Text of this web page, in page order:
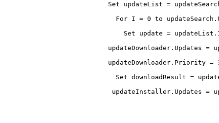
Set updateList =
For I = 0 to
Set update =
updateDownloader.Updates =
updateDownloader.Priority =
Set downloadResult =
updateInstaller.Updates =